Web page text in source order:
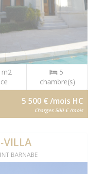
5
chambre(s)
5 500 € /mois HC
Charges 500 € /mois
VILLA
BARNABE